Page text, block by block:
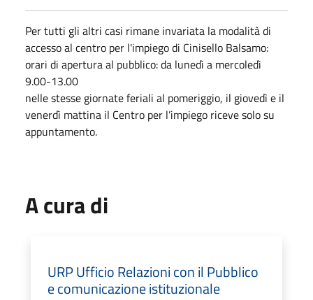
Per tutti gli altri casi rimane invariata la modalità di
accesso al centro per l'impiego di Cinisello Balsamo:
orari di apertura al pubblico: da lunedì a mercoledì
9.00-13.00
nelle stesse giornate feriali al pomeriggio, il giovedì e il
venerdì mattina il Centro per l’impiego riceve solo su
appuntamento.
A cura di
URP Ufficio Relazioni con il Pubblico
e comunicazione istituzionale